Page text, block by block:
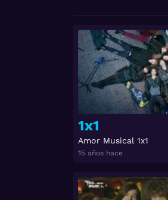
1x1
Amor Musical 1x1
15 años hace